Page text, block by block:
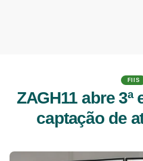
FIIS
ZAGH11 abre
captação de